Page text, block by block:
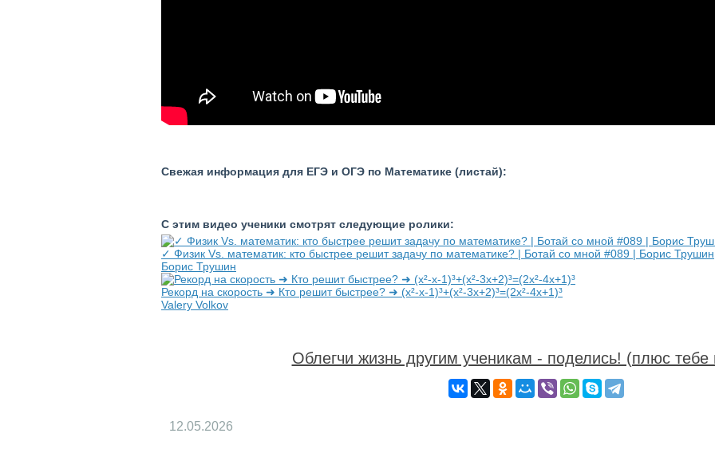
Свежая информация для ЕГЭ и ОГЭ по Математике (листай):
С этим видео ученики смотрят следующие ролики:
✓ Физик Vs. математик: кто быстрее решит задачу по математике? | Ботай со мной #089 | Борис Трушин
Борис Трушин
Рекорд на скорость ➜ Кто решит быстрее? ➜ (x²-x-1)³+(x²-3x+2)³=(2x²-4x+1)³
Valery Volkov
Облегчи жизнь другим ученикам - поделись! (плюс тебе
12.05.2026